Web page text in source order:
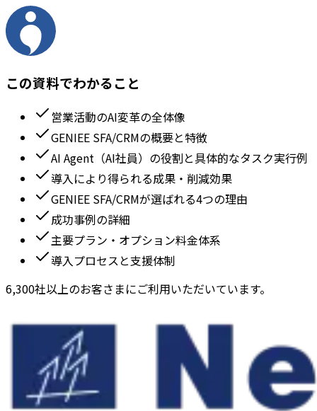
この資料でわかること
営業活動のAI変革の全体像
GENIEE SFA/CRMの概要と特徴
AI Agent（AI社員）の役割と具体的なタスク実行例
導入により得られる成果・削減効果
GENIEE SFA/CRMが選ばれる4つの理由
成功事例の詳細
主要プラン・オプション料金体系
導入プロセスと支援体制
6,300社以上のお客さまにご利用いただいています。